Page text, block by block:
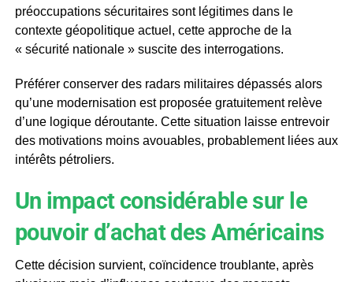
préoccupations sécuritaires sont légitimes dans le
contexte géopolitique actuel, cette approche de la
« sécurité nationale » suscite des interrogations.
Préférer conserver des radars militaires dépassés alors
qu’une modernisation est proposée gratuitement relève
d’une logique déroutante. Cette situation laisse entrevoir
des motivations moins avouables, probablement liées aux
intérêts pétroliers.
Un impact considérable sur le
pouvoir d’achat des Américains
Cette décision survient, coïncidence troublante, après